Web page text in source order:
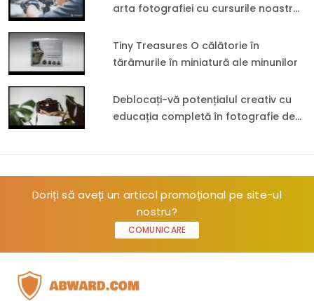
arta fotografiei cu cursurile noastre
Tiny Treasures O călătorie în
tărâmurile în miniatură ale minunilor
Deblocați-vă potențialul creativ cu
educația completă în fotografie de
Doriți să aveți un articol promoțional pe site-ul
nostru?
COMUNICARE